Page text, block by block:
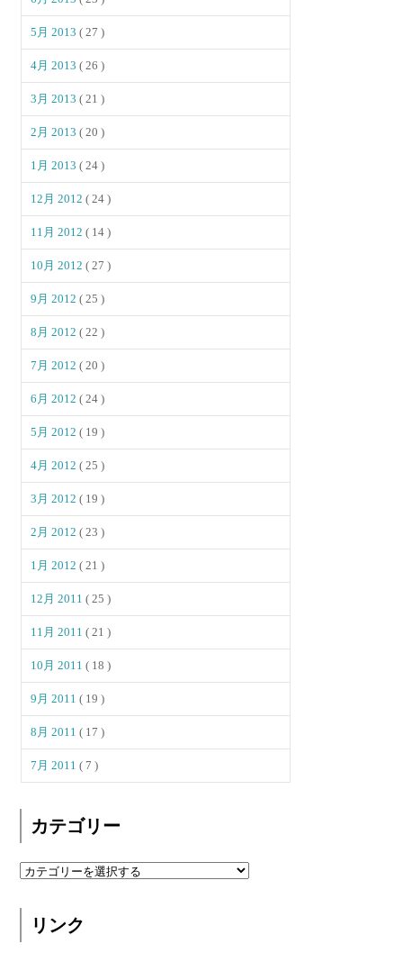
5月 2013( 27 )
4月 2013( 26 )
3月 2013( 21 )
2月 2013( 20 )
1月 2013( 24 )
12月 2012( 24 )
11月 2012( 14 )
10月 2012( 27 )
9月 2012( 25 )
8月 2012( 22 )
7月 2012( 20 )
6月 2012( 24 )
5月 2012( 19 )
4月 2012( 25 )
3月 2012( 19 )
2月 2012( 23 )
1月 2012( 21 )
12月 2011( 25 )
11月 2011( 21 )
10月 2011( 18 )
9月 2011( 19 )
8月 2011( 17 )
7月 2011( 7 )
カテゴリー
リンク